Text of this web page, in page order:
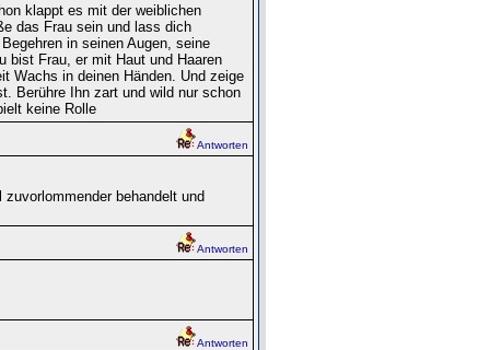
klappt es mit der weiblichen
das Frau sein und lass dich
in seinen Augen, seine
bist Frau, er mit Haut und Haaren
Wachs in deinen Händen. Und zeige
Berühre Ihn zart und wild nur schon
keine Rolle
Antworten
behandelt und
Antworten
Antworten